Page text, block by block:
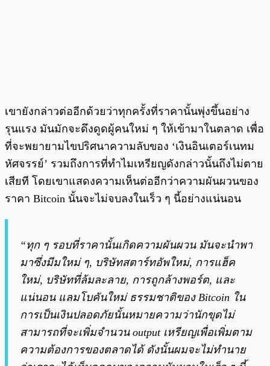
เขายังกล่าวต่ออีกด้วยว่าทุกครั้งที่ราคานั้นพุ่งขึ้นอย่าง
รุนแรง มันมักจะดึงดูดผู้คนใหม่ ๆ ให้เข้ามาในตลาด เพื่อ
ที่จะพยายามไขปริศนาความลับของ ‘เงินอินเตอร์เนทม
หัศจรรย์’ รวมถึงการที่ทำไมเหรียญดังกล่าวนั้นถึงไม่ตาย
เสียที โดยเขาแสดงความเห็นต่ออีกว่าความผันผวนของ
ราคา Bitcoin นั้นจะไม่จบลงในเร็ว ๆ นี้อย่างแน่นอน
“ทุก ๆ รอบที่ราคานั้นเกิดความผันผวน มันจะนำพา
มาซึ่งมีมใหม่ ๆ, บริษัทสตาร์ทอัพใหม่, การแฮ็ค
ใหม่, บริษัทที่ล้มละลาย, การถูกล้างพอร์ต, และ
แน่นอน แลมโบคันใหม่ ธรรมชาติของ Bitcoin ใน
การเป็นเงินปลอดภัยนั้นหมายความว่านักขุดไม่
สามารถที่จะเพิ่มจำนวน output เหรียญเพื่อเพิ่มตาม
ความต้องการของตลาดได้ ดังนั้นผมจะไม่ทำนาย